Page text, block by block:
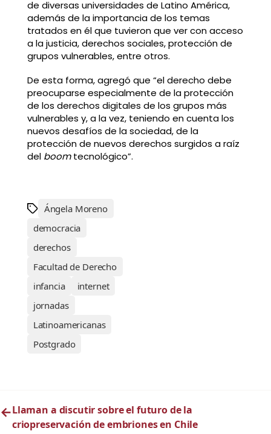
de diversas universidades de Latino América,
además de la importancia de los temas
tratados en él que tuvieron que ver con acceso
a la justicia, derechos sociales, protección de
grupos vulnerables, entre otros.
De esta forma, agregó que “el derecho debe
preocuparse especialmente de la protección
de los derechos digitales de los grupos más
vulnerables y, a la vez, teniendo en cuenta los
nuevos desafíos de la sociedad, de la
protección de nuevos derechos surgidos a raíz
del boomtecnológico”.
Ángela Moreno
democracia
derechos
Facultad de Derecho
infancia
internet
jornadas
Latinoamericanas
Postgrado
←Llaman a discutir sobre el futuro de la
criopreservación de embriones en Chile